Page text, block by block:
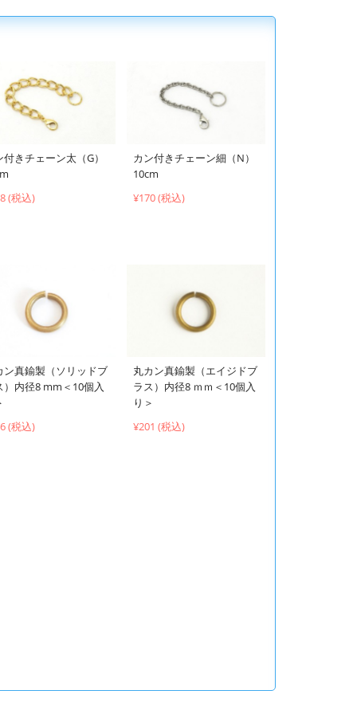
付きチェーン太（G）
(税込)
カン付きチェーン細（N）
10cm
¥170 (税込)
ン真鍮製（ソリッドブ
）内径8 mm＜10個入
(税込)
丸カン真鍮製（エイジドブ
ラス）内径8 ｍｍ＜10個入
り＞
¥201 (税込)